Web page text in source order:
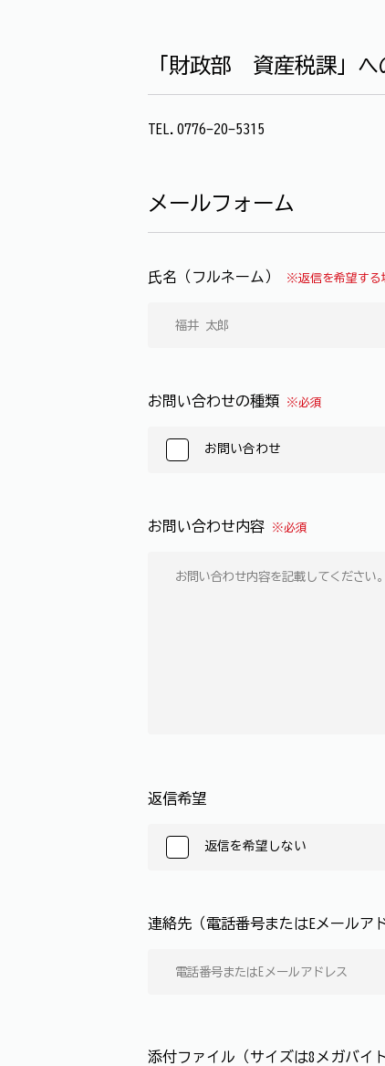
「財政部 資産税課」へ
TEL.0776-20-5315
メールフォーム
氏名（フルネーム） ※返信を希望する
お問い合わせの種類 ※必須
お問い合わせ
お問い合わせ内容 ※必須
返信希望
返信を希望しない
連絡先（電話番号またはEメールア
添付ファイル（サイズは8メガバイ